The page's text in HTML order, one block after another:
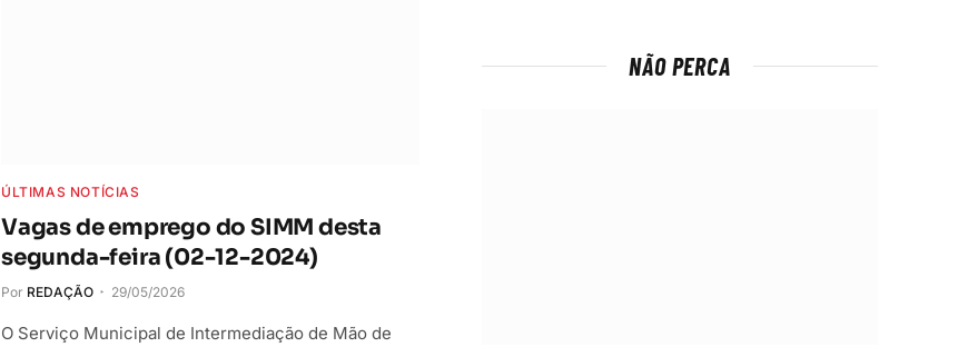
ÚLTIMAS NOTÍCIAS
Vagas de emprego do SIMM desta
segunda-feira (02-12-2024)
Por REDAÇÃO 29/05/2026
O Serviço Municipal de Intermediação de Mão de
NÃO PERCA